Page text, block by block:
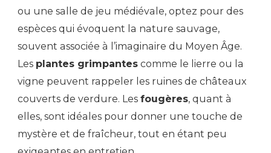
ou une salle de jeu médiévale, optez pour des
espèces qui évoquent la nature sauvage,
souvent associée à l’imaginaire du Moyen Âge.
Les plantes grimpantes comme le lierre ou la
vigne peuvent rappeler les ruines de châteaux
couverts de verdure. Les fougères, quant à
elles, sont idéales pour donner une touche de
mystère et de fraîcheur, tout en étant peu